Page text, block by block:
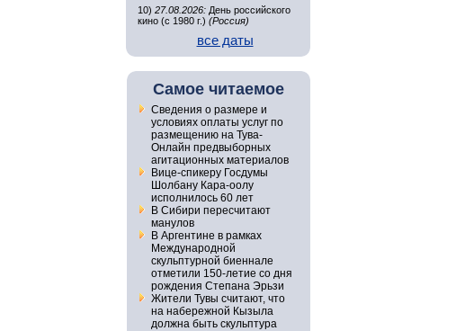
10) 27.08.2026: День российского
кино (с 1980 г.) (Россия)
все даты
Самое читаемое
Сведения о размере и
условиях оплаты услуг по
размещению на Тува-
Онлайн предвыборных
агитационных материалов
Вице-спикеру Госдумы
Шолбану Кара-оолу
исполнилось 60 лет
В Сибири пересчитают
манулов
В Аргентине в рамках
Международной
скульптурной биеннале
отметили 150-летие со дня
рождения Степана Эрьзи
Жители Тувы считают, что
на набережной Кызыла
должна быть скульптура